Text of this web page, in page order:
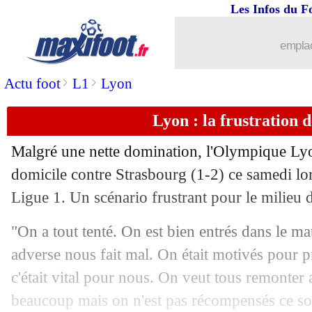
Actu foot> L1 > Lyon
Les Infos du
Lyon : la frustration
Malgré une nette domination, l'Olympique
domicile contre Strasbourg (1-2) ce samedi
Ligue 1. Un scénario frustrant pour le milieu
"On a tout tenté. On est bien entrés dans le
adverse nous fait mal. On était motivés pour
c'était vital pour nous. On veut tous remonter
beaucoup mais on n'est pas récompensés ce
: la Lazio renoue avec le succès
15/01 L1
15/01 L1: Montpellier-Nantes, les compos
15/01 L1 : Toulouse-Brest, les compos
15/01 L1: Angers-Clermont, les compos
15/01 PSG: Alex regrette son départ en
15/01 Man City: PL, Coupe... Guardiola